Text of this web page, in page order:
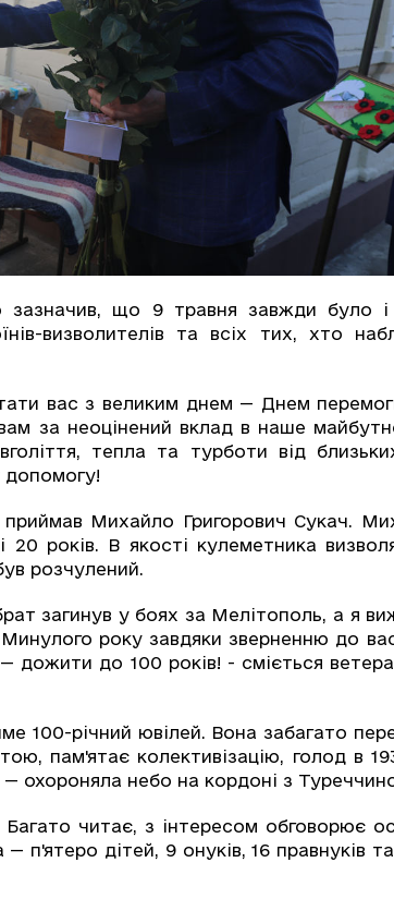
зазначив, що 9 травня завжди було
визволителів та всіх тих, хто
вас з великим днем — Днем
за неоцінений вклад в наше
тепла та турботи від
допомогу!
Михайло Григорович Сукач.
років. В якості кулеметника
розчулений.
загинув у боях за Мелітополь, а я
року завдяки зверненню до
дожити до 100 років! - сміється
100-річний ювілей. Вона забагато
пам'ятає колективізацію, голод в
охороняла небо на кордоні з
читає, з інтересом обговорює
п'ятеро дітей, 9 онуків, 16 правнуків